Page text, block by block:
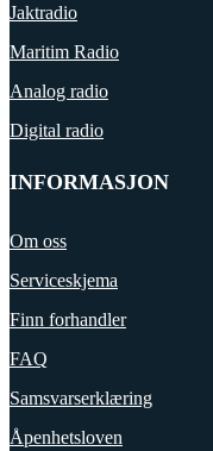
Jaktradio
Maritim Radio
Analog radio
Digital radio
INFORMASJON
Om oss
Serviceskjema
Finn forhandler
FAQ
Samsvarserklæring
Åpenhetsloven